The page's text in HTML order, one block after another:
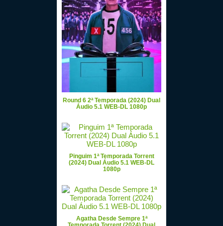
Round 6 2ª Temporada (2024) Dual
Áudio 5.1 WEB-DL 1080p
Pinguim 1ª Temporada Torrent
(2024) Dual Áudio 5.1 WEB-DL
1080p
Agatha Desde Sempre 1ª